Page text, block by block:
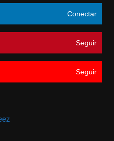
Conectar
Seguir
Seguir